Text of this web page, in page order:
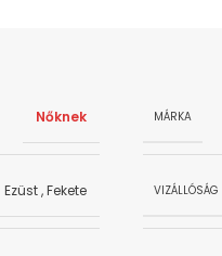
Nőknek MÁRKA
Ezüst,Fekete VIZÁLLÓSÁG